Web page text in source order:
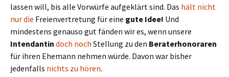
lassen will, bis alle Vorwürfe aufgeklärt sind. Das hält nicht
nurdie Freienvertretung für eine gute Idee! Und
mindestens genauso gut fänden wir es, wenn unsere
Intendantin doch noch Stellung zu den Beraterhonoraren
für ihren Ehemann nehmen würde. Davon war bisher
jedenfalls nichts zu hören.